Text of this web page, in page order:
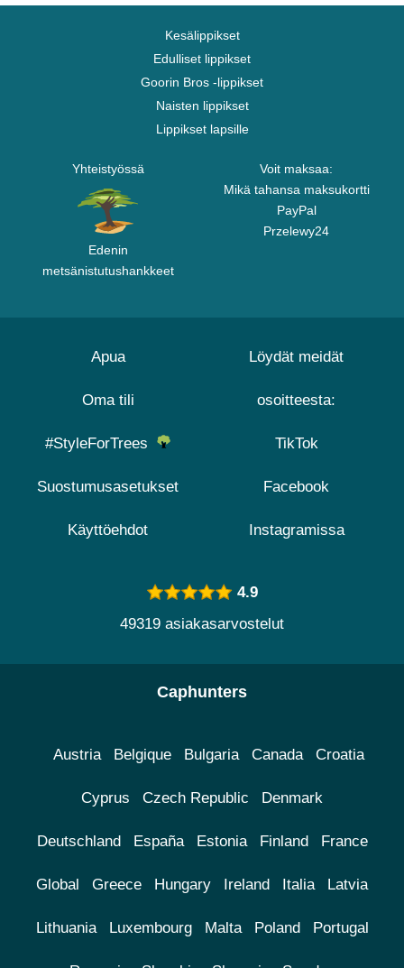
Kesälippikset
Edulliset lippikset
Goorin Bros -lippikset
Naisten lippikset
Lippikset lapsille
Yhteistyössä
Edenin
metsänistutushankkeet
Voit maksaa:
Mikä tahansa maksukortti
PayPal
Przelewy24
Apua
Oma tili
#StyleForTrees
Suostumusasetukset
Käyttöehdot
Löydät meidät
osoitteesta:
TikTok
Facebook
Instagramissa
4.9
49319 asiakasarvostelut
Caphunters
Austria Belgique Bulgaria Canada Croatia
Cyprus Czech Republic Denmark
Deutschland España Estonia Finland France
Global Greece Hungary Ireland Italia Latvia
Lithuania Luxembourg Malta Poland Portugal